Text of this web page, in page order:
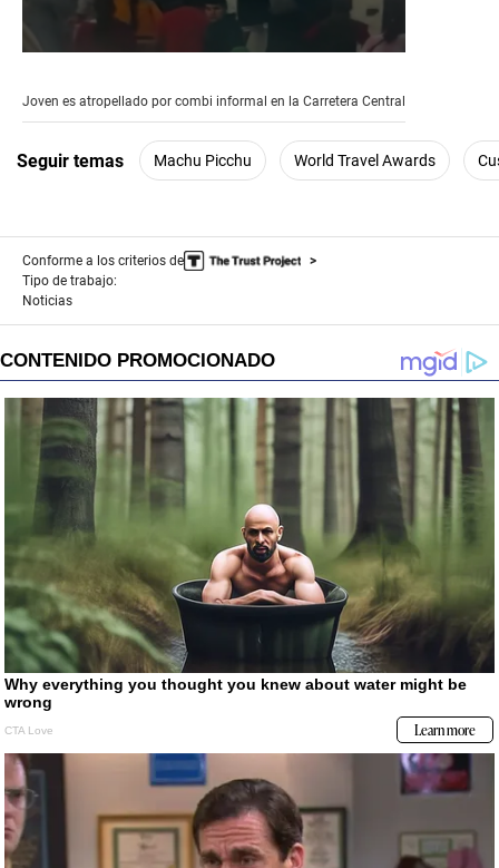
of
41
seconds
Joven es atropellado por combi informal en la Carretera Central
Seguir temas Machu Picchu World Travel Awards
Conforme a los criterios de
Tipo de trabajo:
Noticias